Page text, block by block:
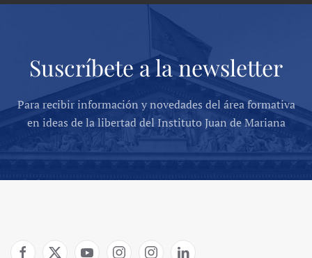
Suscríbete a la newsletter
Para recibir información y novedades del área formativa
en ideas de la libertad del Instituto Juan de Mariana